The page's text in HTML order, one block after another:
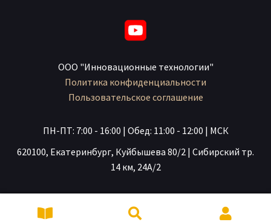
ООО "Инновационные технологии"
Политика конфиденциальности
Пользовательское соглашение
ПН-ПТ: 7:00 - 16:00 | Обед: 11:00 - 12:00 | МСК
620100, Екатеринбург, Куйбышева 80/2 | Сибирский тр.
14 км, 24А/2